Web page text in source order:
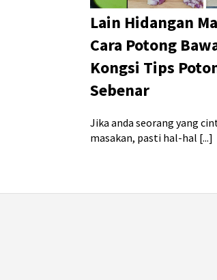
Lain Hidangan
Cara Potong
Kongsi Tips
Sebenar
Jika anda seorang yang
masakan, pasti hal-hal [...]